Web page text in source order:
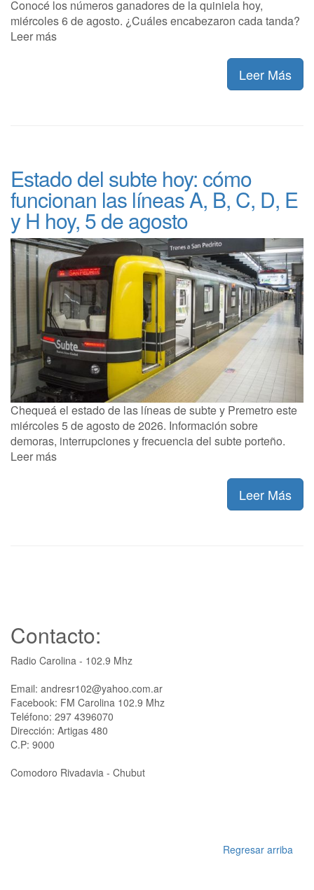
Conocé los números ganadores de la quiniela hoy,
miércoles 6 de agosto. ¿Cuáles encabezaron cada tanda?
Leer más
Leer Más
Estado del subte hoy: cómo
funcionan las líneas A, B, C, D, E
y H hoy, 5 de agosto
Chequeá el estado de las líneas de subte y Premetro este
miércoles 5 de agosto de 2026. Información sobre
demoras, interrupciones y frecuencia del subte porteño.
Leer más
Leer Más
Contacto:
Radio Carolina - 102.9 Mhz
Email: andresr102@yahoo.com.ar
Facebook: FM Carolina 102.9 Mhz
Teléfono: 297 4396070
Dirección: Artigas 480
C.P: 9000
Comodoro Rivadavia - Chubut
Regresar arriba